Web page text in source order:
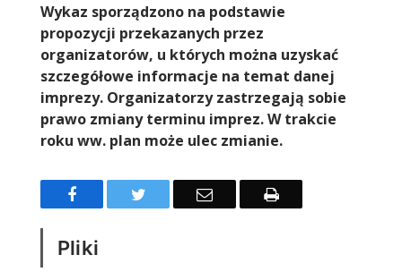
Wykaz sporządzono na podstawie
propozycji przekazanych przez
organizatorów, u których można uzyskać
szczegółowe informacje na temat danej
imprezy. Organizatorzy zastrzegają sobie
prawo zmiany terminu imprez. W trakcie
roku ww. plan może ulec zmianie.
FacebookTwitter Email Drukuj
Pliki